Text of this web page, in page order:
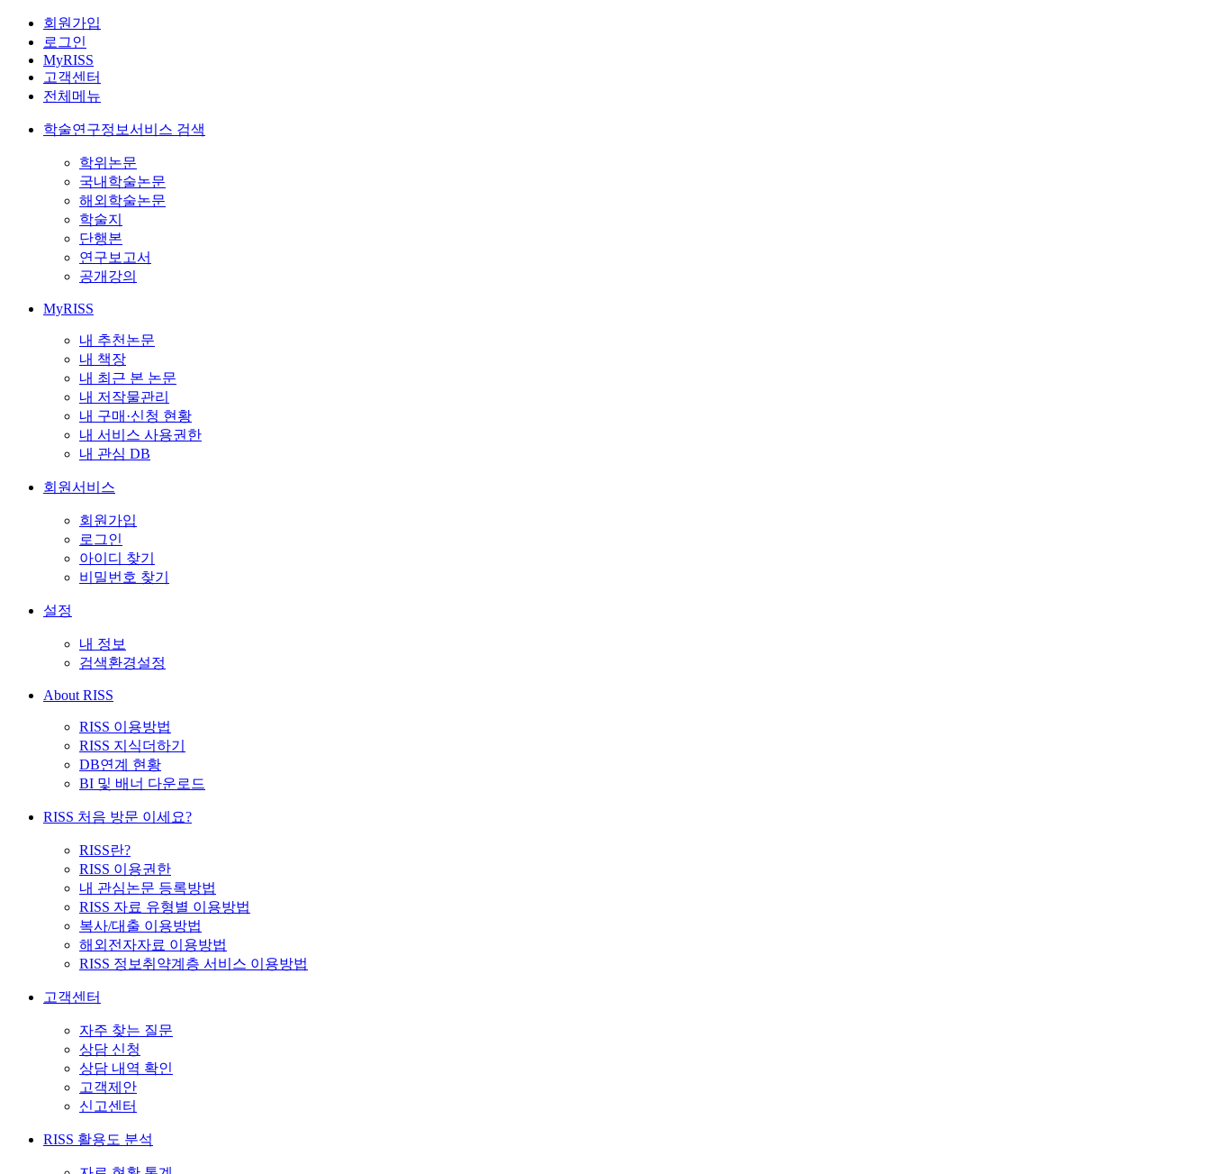
회원가입
로그인
MyRISS
고객센터
전체메뉴
학술연구정보서비스 검색
학위논문
국내학술논문
해외학술논문
학술지
단행본
연구보고서
공개강의
MyRISS
내 추천논문
내 책장
내 최근 본 논문
내 저작물관리
내 구매·신청 현황
내 서비스 사용권한
내 관심 DB
회원서비스
회원가입
로그인
아이디 찾기
비밀번호 찾기
설정
내 정보
검색환경설정
About RISS
RISS 이용방법
RISS 지식더하기
DB연계 현황
BI 및 배너 다운로드
RISS 처음 방문 이세요?
RISS란?
RISS 이용권한
내 관심논문 등록방법
RISS 자료 유형별 이용방법
복사/대출 이용방법
해외전자자료 이용방법
RISS 정보취약계층 서비스 이용방법
고객센터
자주 찾는 질문
상담 신청
상담 내역 확인
고객제안
신고센터
RISS 활용도 분석